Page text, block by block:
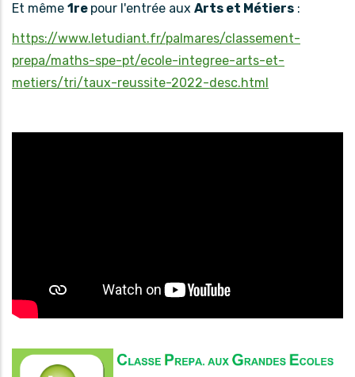
Et même 1re pour l'entrée aux Arts et Métiers :
https://www.letudiant.fr/palmares/classement-
prepa/maths-spe-pt/ecole-integree-arts-et-
metiers/tri/taux-reussite-2022-desc.html